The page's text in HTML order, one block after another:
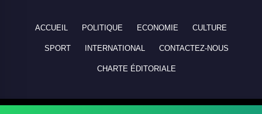
ACCUEIL POLITIQUE ECONOMIE CULTURE
SPORT INTERNATIONAL CONTACTEZ-NOUS
CHARTE ÉDITORIALE